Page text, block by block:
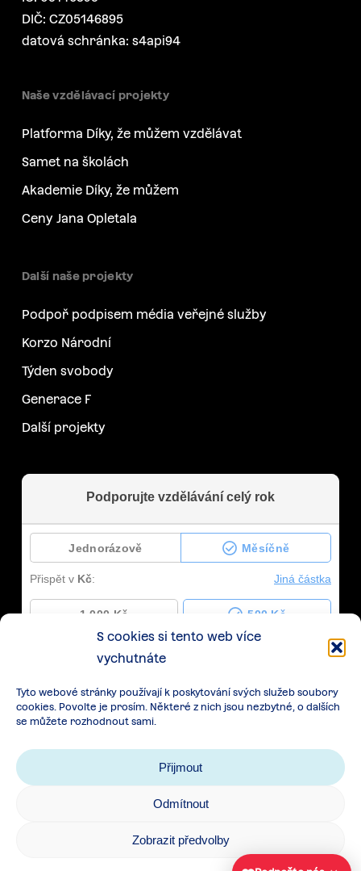
S cookies si tento web více
vychutnáte
Tyto webové stránky používají k poskytování svých služeb soubory
cookies. Povolte je prosím. Některé z nich jsou nezbytné, o dalších
se můžete rozhodnout sami.
Přijmout
Odmítnout
Zobrazit předvolby
DIČ: CZ05146895
datová schránka: s4api94
Naše vzdělávací projekty
Platforma Díky, že můžem vzdělávat
Samet na školách
Akademie Díky, že můžem
Ceny Jana Opletala
Další naše projekty
Podpoř podpisem média veřejné služby
Korzo Národní
Týden svobody
Generace F
Další projekty
Zásady zpracování osobních údajů
Všeobecné podmínky spolupráce